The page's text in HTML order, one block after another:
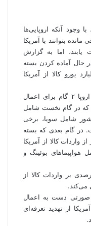
وجود آنکه اروپایی‌ها
بتوانند با آمریکا
اما به گزارش
حال آماده کردن بسته
بر واردات سالانه ۱۱۶ میلیارد یورو کالا از آمریکا
گزارشات حاکی از آن است که اتحادیه اروپا ۲ گام برای اعمال
که در گام نخست شامل
کشور شامل سویا، برخی
در گام بعدی که بسته
دیگر از واردات کالا از آمریکا
بوئینگ و
تهدید کرده اگر آمریکا تعرفه ۱۰ درصدی بر واردات کالا از
می‌کند.
صورتی دست به اعمال
از تهدید تعرفه‌ای